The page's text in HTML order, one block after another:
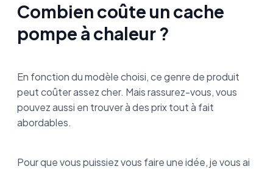
Combien coûte un cache
pompe à chaleur ?
En fonction du modèle choisi, ce genre de produit
peut coûter assez cher. Mais rassurez-vous, vous
pouvez aussi en trouver à des prix tout à fait
abordables.
Pour que vous puissiez vous faire une idée, je vous ai